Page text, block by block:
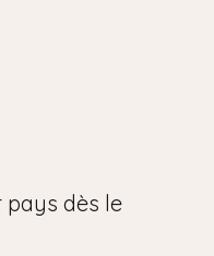
pays dès le